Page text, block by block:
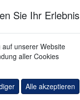
Sie Ihr Erlebnis
unserer Website
aller Cookies
Alle akzeptieren